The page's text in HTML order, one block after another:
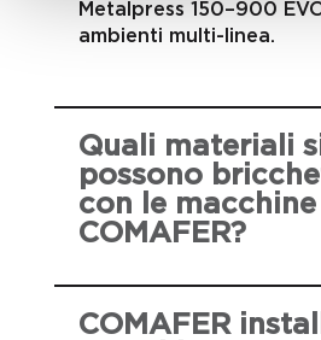
Metalpress 150–900
ambienti multi-linea.
Quali materiali
possono
con le macchine
COMAFER?
COMAFER